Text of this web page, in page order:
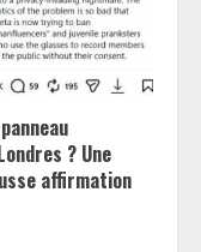
? Une
affirmation